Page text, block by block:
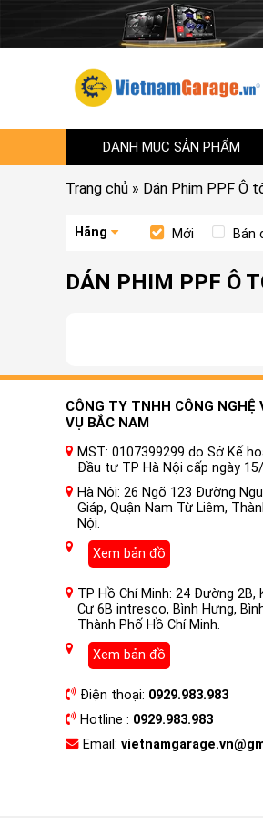
DANH MỤC SẢN PHẨM
Trang chủ » Dán Phim PPF Ô
Hãng Mới Bán
DÁN PHIM PPF Ô
CÔNG TY TNHH CÔNG NGHỆ
VỤ BẮC NAM
MST: 0107399299 do Sở Kế
Đầu tư TP Hà Nội cấp ngày
Hà Nội: 26 Ngõ 123 Đường
Giáp, Quận Nam Từ Liêm,
Nội.
Xem bản đồ
TP Hồ Chí Minh: 24 Đường 2B,
Cư 6B intresco, Bình Hưng,
Thành Phố Hồ Chí Minh.
Xem bản đồ
Điện thoại: 0929.983.983
Hotline : 0929.983.983
Email: